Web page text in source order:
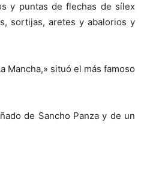
y puntas de flechas de sílex
sortijas, aretes y abalorios y
Mancha,» situó el más famoso
de Sancho Panza y de un